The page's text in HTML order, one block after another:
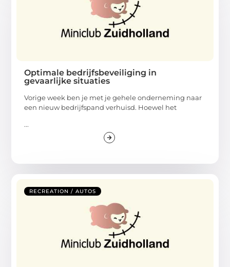
Optimale bedrijfsbeveiliging in
gevaarlijke situaties
Vorige week ben je met je gehele onderneming naar
een nieuw bedrijfspand verhuisd. Hoewel het
...
RECREATION / AUTOS